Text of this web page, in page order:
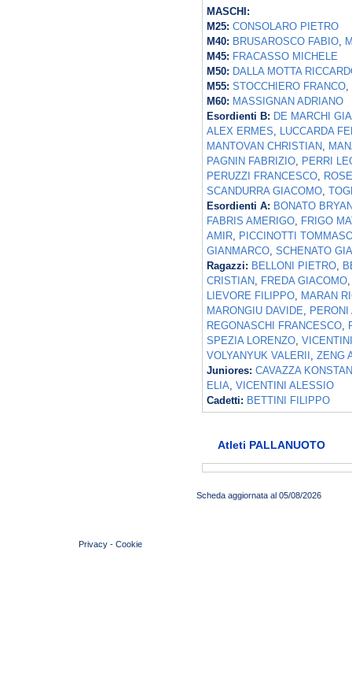
MASCHI:
M25: CONSOLARO PIETRO
M40: BRUSAROSCO FABIO,
M45: FRACASSO MICHELE
M50: DALLA MOTTA
M55: STOCCHIERO FRANCO,
M60: MASSIGNAN ADRIANO
Esordienti B: DE MARCHI
ALEX ERMES, LUCCARDA
MANTOVAN CHRISTIAN,
PAGNIN FABRIZIO, PERRI
PERUZZI FRANCESCO,
SCANDURRA GIACOMO,
Esordienti A: BONATO
FABRIS AMERIGO, FRIGO
AMIR, PICCINOTTI
GIANMARCO, SCHENATO
Ragazzi: BELLONI PIETRO,
CRISTIAN, FREDA GIACOMO
LIEVORE FILIPPO, MARAN
MARONGIU DAVIDE,
REGONASCHI FRANCESCO,
SPEZIA LORENZO,
VOLYANYUK VALERII , ZENG
Juniores: CAVAZZA
ELIA, VICENTINI ALESSIO
Cadetti: BETTINI FILIPPO
Atleti PALLANUOTO
Scheda aggiornata al 05/08/2026
Privacy - Cookie